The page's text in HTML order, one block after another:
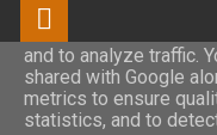
This site uses
and to analyze traffic.
shared with Google
metrics to ensure
statistics, and to